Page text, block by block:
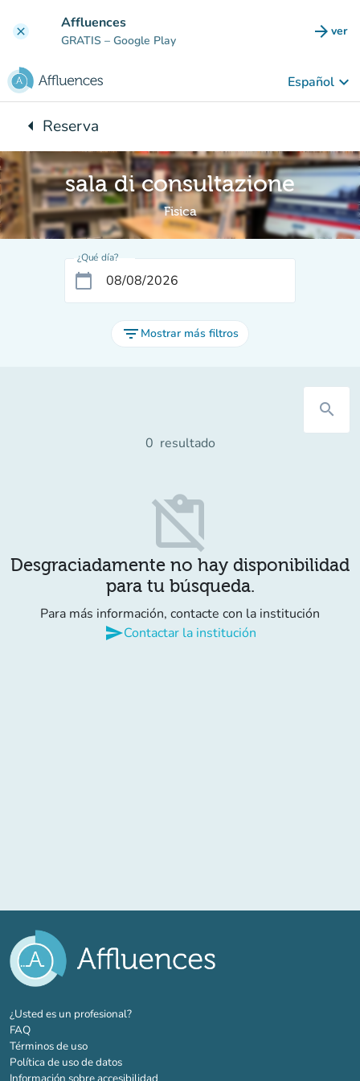
clear Affluences
GRATIS – Google Play arrow_forward ver
Español keyboard_arrow_down
arrow_leftVuelta:
Reserva
sala di consultazione
Fisica
¿Qué día?
calendar_today
filter_list Mostrar más filtros
search
0 resultado
content_paste_off
Desgraciadamente no hay disponibilidad
para tu búsqueda.
Para más información, contacte con la institución
sendContactar la institución
¿Usted es un profesional?(nueva pestaña)
FAQ
Términos de uso
Política de uso de datos